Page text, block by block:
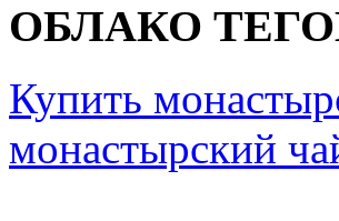
ОБЛАКО
Купить
монастырский